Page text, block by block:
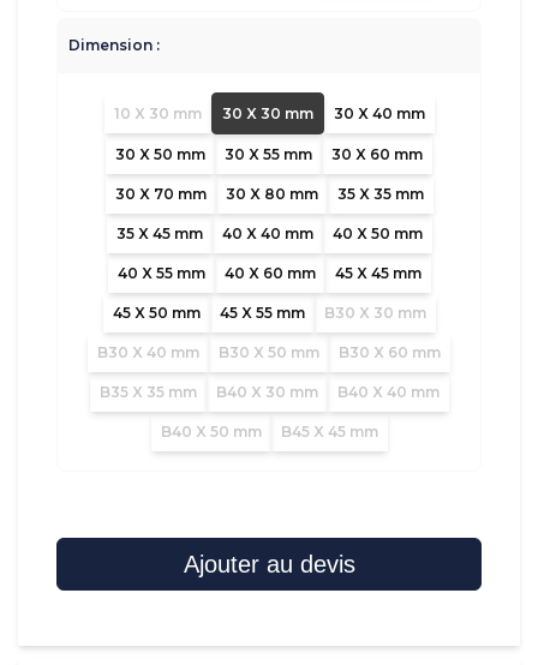
Dimension :
10 X 30 mm 30 X 30 mm 30 X 40 mm
30 X 50 mm 30 X 55 mm 30 X 60 mm
30 X 70 mm 30 X 80 mm 35 X 35 mm
35 X 45 mm 40 X 40 mm 40 X 50 mm
40 X 55 mm 40 X 60 mm 45 X 45 mm
45 X 50 mm 45 X 55 mm B30 X 30 mm
B30 X 40 mm B30 X 50 mm B30 X 60 mm
B35 X 35 mm B40 X 30 mm B40 X 40 mm
B40 X 50 mm B45 X 45 mm
Ajouter au devis